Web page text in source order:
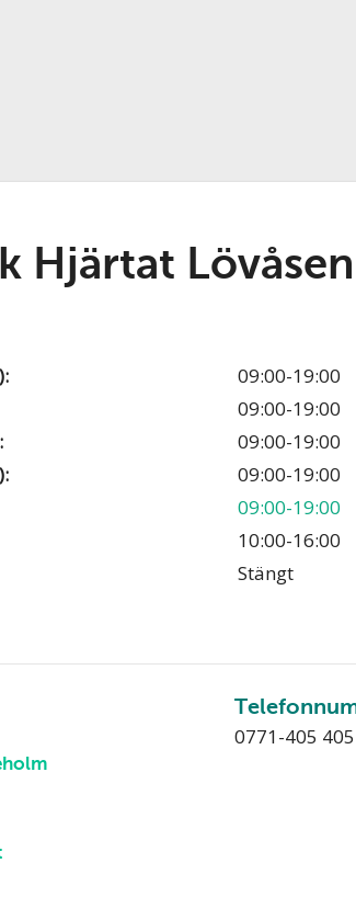
Hjärtat Lövåsen
09:00-19:00
09:00-19:00
09:00-19:00
09:00-19:00
09:00-19:00
10:00-16:00
Stängt
0771-405 405